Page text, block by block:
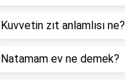
Kuvvetin zıt anlamlısı ne?
Natamam ev ne demek?